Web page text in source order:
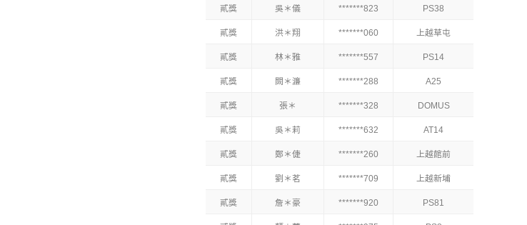
貳獎 吳＊儀 *******823 PS38
貳獎 洪＊翔 *******060 上越草屯
貳獎 林＊雅 *******557 PS14
貳獎 闕＊濂 *******288 A25
貳獎 張＊ *******328 DOMUS
貳獎 吳＊莉 *******632 AT14
貳獎 鄭＊倢 *******260 上越館前
貳獎 劉＊茗 *******709 上越新埔
貳獎 詹＊豪 *******920 PS81